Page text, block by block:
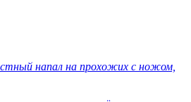
напал на прохожих с ножом,